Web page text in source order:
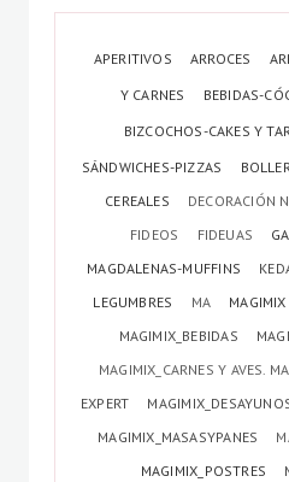
APERITIVOS ARROCES
Y CARNES
BEBIDAS-
BIZCOCHOS-CAKES Y
SÁNDWICHES-PIZZAS
CEREALES
DECORACIÓN
FIDEOS
FIDEUAS
MAGDALENAS-MUFFINS
LEGUMBRES
MA MAGIMIX
MAGIMIX_BEBIDAS
MAGIMIX_CARNES Y AVES.
EXPERT
MAGIMIX_MASASYPANES
MAGIMIX_POSTRES